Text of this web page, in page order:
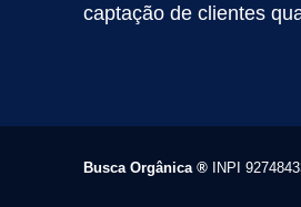
captação de clientes
Busca Orgânica ®INPI